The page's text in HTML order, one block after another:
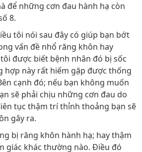
để những cơn đau hành hạ còn
8.
tôi nói sau đây có giúp bạn bớt
vấn đề nhổ răng khôn hay
được biết bệnh nhân đó bị sốc
hợp này rất hiếm gặp được thống
cạnh đó; nếu bạn không muốn
sẽ phải chịu những cơn đau do
tục thậm trí thỉnh thoảng bạn sẽ
gây ra.
bị răng khôn hành hạ; hay thậm
giác khác thường nào. Điều đó